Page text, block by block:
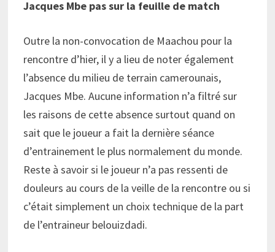
Jacques Mbe pas sur la feuille de match
Outre la non-convocation de Maachou pour la
rencontre d’hier, il y a lieu de noter également
l’absence du milieu de terrain camerounais,
Jacques Mbe. Aucune information n’a filtré sur
les raisons de cette absence surtout quand on
sait que le joueur a fait la dernière séance
d’entrainement le plus normalement du monde.
Reste à savoir si le joueur n’a pas ressenti de
douleurs au cours de la veille de la rencontre ou si
c’était simplement un choix technique de la part
de l’entraineur belouizdadi.